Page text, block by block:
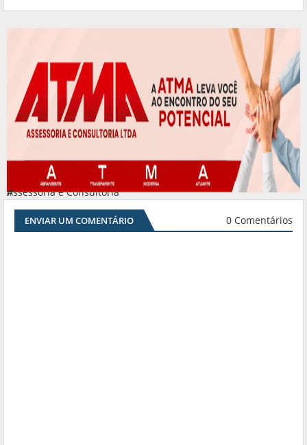
Assessoria e Consultoria
#
ENVIAR UM COMENTÁRIO 0 Comentários